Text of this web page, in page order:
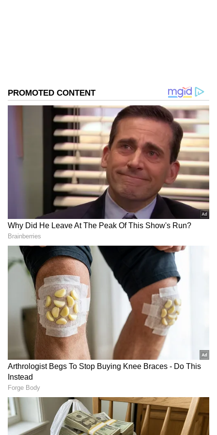
Karnataka Politics: 'ಇಬ್ರಾಹಿಂ ಸಿಟ್ಟು ಕಡಿಮೆಯಾದ
ತಕ್ಷಣ ಬಿರಿಯಾನಿ ತಿನ್ನಲು ಹೋಗುತ್ತೇನೆ'
ನಾಳೆ ಅಂದ್ರೆ ಶನಿವಾರ ಕಾಂಗ್ರೆಸ್ ‌ಪಕ್ಷಕ್ಕೆ ಅಧಿಕೃತವಾಗಿ
ರಾಜೀನಾಮೆ ನೀಡಲಿದ್ದಾರೆ.ರಾಜೀನಾಮೆ‌ ಪತ್ರವನ್ನು ಕೆಪಿಸಿಸಿ
ಕಚೇರಿಗೆ ಸಲ್ಲಿಕೆ ಮಾಡುವ ಮೂಲಕ ಅಧಿಕೃತವಾಗಿ ಕಾಂಗ್ರೆಸ್
‌ಪಕ್ಷ ತೊರೆಯಲಿದ್ದಾರೆ. ಇನ್ನು ಶೀಘ್ರವೇ ಅಧಿಕೃತವಾಗಿ
ಸಭಾಪತಿ ಹೊರಟ್ಟಿರನ್ನ ಭೇಟಿಯಾಗಿ ಪರಿಷತ್ ಸ್ಥಾನಕ್ಕೂ
ರಾಜೀನಾಮೆ ಸಲ್ಲಿಕೆಗೆ ಸಾಧ್ಯತೆ ಇದೆ.
ಕಾದು ನೋಡುವ ತಂತ್ರಕ್ಕೆ ಮೊರೆ ಹೋಗಿದ್ದ ಇಬ್ರಾಹಿಂ
ಹೌದು...ಕಾಂಗ್ರೆಸ್ ತೊರೆಯುವುದಾಗಿ ಘೋಷಣೆ ಮಾಡಿದ್ದ
DOWNLOAD APP
ಕರ್ನಾಟಕ, ಭಾರತ (India News) ಮತ್ತು ಜಗತ್ತಿನ
ಕ್ಷಣಕ್ಷಣದ ಕನ್ನಡ ಸುದ್ದಿ ( Kannada News
)
ಅಪ್ಡೇಟ್‌ಗಳಿಗಾಗಿ ಏಷ್ಯಾನೆಟ್ ಸುವರ್ಣ ನ್ಯೂಸ್‌ ಫಾಲೋ
ಮಾಡಿ. ಬ್ರೇಕಿಂಗ್ ಸುದ್ದಿ (
Latest Kannada News
ವಿಶೇಷ ವರದಿಗಳು ಮತ್ತು ನೇರ ಪ್ರಸಾರಗಳೊಂದಿಗೆ
kannada news live
) ಸಂಪೂರ್ಣ ಮಾಹಿತಿ ಒಂದೇ
ಕ್ಲಿಕ್‌ನಲ್ಲಿ ಲಭ್ಯ. ಏಷ್ಯಾನೆಟ್ ಸುವರ್ಣ ನ್ಯೂಸ್ ಅಧಿಕೃತ
ಆ್ಯಪ್ ಡೌನ್‌ಲೋಡ್ ಮಾಡಿ ಹಾಗು ಎಲ್ಲಾ ಅಪ್‌ಡೇಟ್
ಗಳನ್ನು ಪಡೆಯಿರಿ.